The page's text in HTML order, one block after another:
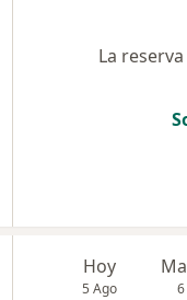
La
Hoy
5 Ago